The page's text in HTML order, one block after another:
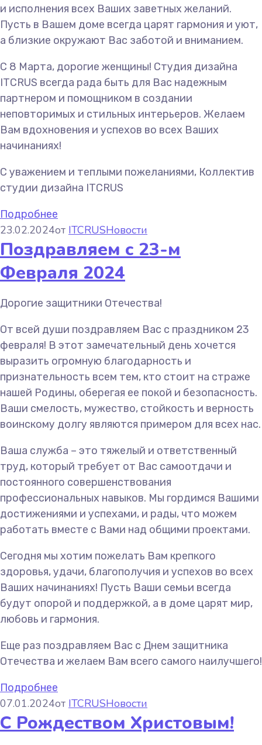
и исполнения всех Ваших заветных желаний.
Пусть в Вашем доме всегда царят гармония и уют,
а близкие окружают Вас заботой и вниманием.
С 8 Марта, дорогие женщины! Студия дизайна
ITCRUS всегда рада быть для Вас надежным
партнером и помощником в создании
неповторимых и стильных интерьеров. Желаем
Вам вдохновения и успехов во всех Ваших
начинаниях!
С уважением и теплыми пожеланиями, Коллектив
студии дизайна ITCRUS
Подробнее
23.02.2024от ITCRUSНовости
Поздравляем с 23-м
Февраля 2024
Дорогие защитники Отечества!
От всей души поздравляем Вас с праздником 23
февраля! В этот замечательный день хочется
выразить огромную благодарность и
признательность всем тем, кто стоит на страже
нашей Родины, оберегая ее покой и безопасность.
Ваши смелость, мужество, стойкость и верность
воинскому долгу являются примером для всех нас.
Ваша служба – это тяжелый и ответственный
труд, который требует от Вас самоотдачи и
постоянного совершенствования
профессиональных навыков. Мы гордимся Вашими
достижениями и успехами, и рады, что можем
работать вместе с Вами над общими проектами.
Сегодня мы хотим пожелать Вам крепкого
здоровья, удачи, благополучия и успехов во всех
Ваших начинаниях! Пусть Ваши семьи всегда
будут опорой и поддержкой, а в доме царят мир,
любовь и гармония.
Еще раз поздравляем Вас с Днем защитника
Отечества и желаем Вам всего самого наилучшего!
Подробнее
07.01.2024от ITCRUSНовости
С Рождеством Христовым!